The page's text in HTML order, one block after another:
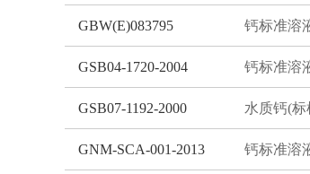
GBW(E)083795 钙标准溶
GSB04-1720-2004 钙标准溶
GSB07-1192-2000 水质钙(标
GNM-SCA-001-2013 钙标准溶